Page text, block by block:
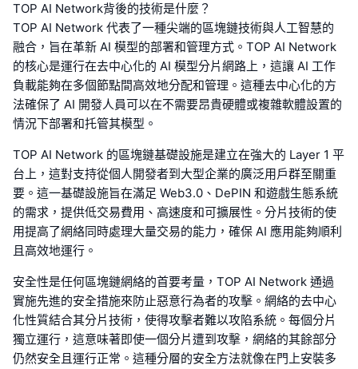
TOP AI Network背後的技術是什麼？
TOP AI Network 代表了一種尖端的區塊鏈技術與人工智慧的
融合，旨在革新 AI 模型的部署和管理方式。TOP AI Network
的核心是運行在去中心化的 AI 模型分片網路上，這讓 AI 工作
負載能夠在多個節點間高效地分配和管理。這種去中心化的方
法確保了 AI 開發人員可以在不需要昂貴硬體或複雜軟體設置的
情況下部署和托管其模型。
TOP AI Network 的區塊鏈基礎設施是建立在強大的 Layer 1 平
台上，這對支持從個人開發者到大型企業的廣泛用戶群至關重
要。這一基礎設施旨在滿足 Web3.0、DePIN 和遊戲生態系統
的需求，提供低交易費用、高速度和可擴展性。分片技術的使
用提高了網絡同時處理大量交易的能力，確保 AI 應用能夠順利
且高效地運行。
安全性是任何區塊鏈網絡的首要考量，TOP AI Network 通過
實施先進的安全措施來防止惡意行為者的攻擊。網絡的去中心
化性質結合其分片技術，使得攻擊者難以攻陷系統。每個分片
獨立運行，這意味著即使一個分片遭到攻擊，網絡的其餘部分
仍然安全且運行正常。這種分層的安全方法就像在門上安裝多